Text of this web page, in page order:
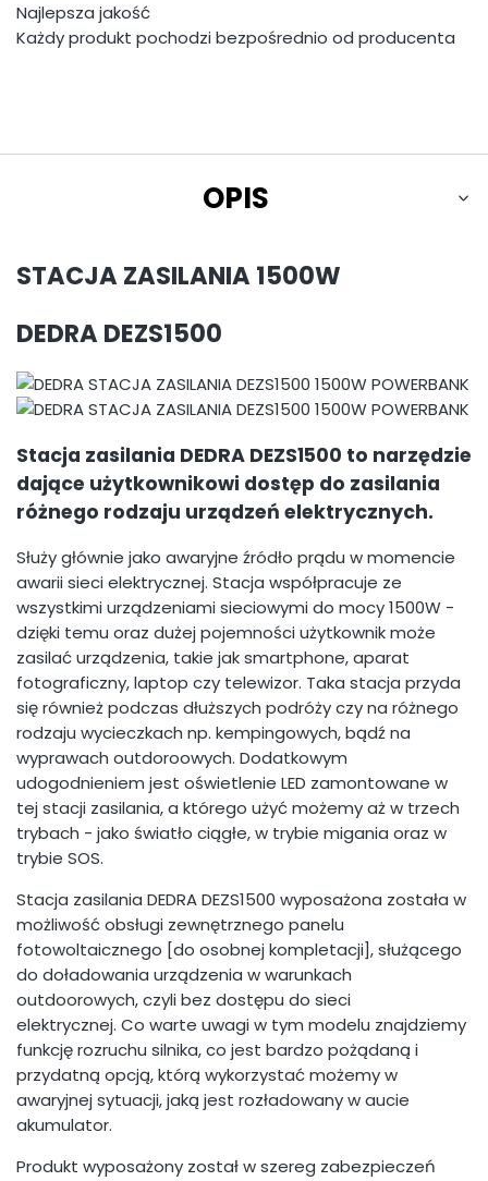
Najlepsza jakość
Każdy produkt pochodzi bezpośrednio od producenta
OPIS
STACJA ZASILANIA 1500W
DEDRA DEZS1500
Stacja zasilania DEDRA DEZS1500 to narzędzie
dające użytkownikowi dostęp do zasilania
różnego rodzaju urządzeń elektrycznych.
Służy głównie jako awaryjne źródło prądu w momencie
awarii sieci elektrycznej. Stacja współpracuje ze
wszystkimi urządzeniami sieciowymi do mocy 1500W -
dzięki temu oraz dużej pojemności użytkownik może
zasilać urządzenia, takie jak smartphone, aparat
fotograficzny, laptop czy telewizor. Taka stacja przyda
się również podczas dłuższych podróży czy na różnego
rodzaju wycieczkach np. kempingowych, bądź na
wyprawach outdoroowych. Dodatkowym
udogodnieniem jest oświetlenie LED zamontowane w
tej stacji zasilania, a którego użyć możemy aż w trzech
trybach - jako światło ciągłe, w trybie migania oraz w
trybie SOS.
Stacja zasilania DEDRA DEZS1500 wyposażona została w
możliwość obsługi zewnętrznego panelu
fotowoltaicznego [do osobnej kompletacji], służącego
do doładowania urządzenia w warunkach
outdoorowych, czyli bez dostępu do sieci
elektrycznej. Co warte uwagi w tym modelu znajdziemy
funkcję rozruchu silnika, co jest bardzo pożądaną i
przydatną opcją, którą wykorzystać możemy w
awaryjnej sytuacji, jaką jest rozładowany w aucie
akumulator.
Produkt wyposażony został w szereg zabezpieczeń